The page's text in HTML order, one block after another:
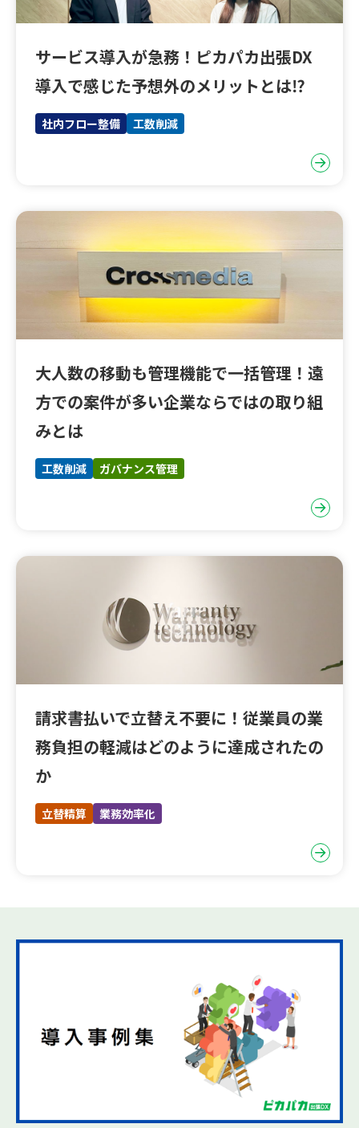
サービス導入が急務！ピカパカ出張DX
導入で感じた予想外のメリットとは⁉
社内フロー整備 工数削減
大人数の移動も管理機能で一括管理！遠
方での案件が多い企業ならではの取り組
みとは
工数削減 ガバナンス管理
請求書払いで立替え不要に！従業員の業
務負担の軽減はどのように達成されたの
か
立替精算 業務効率化